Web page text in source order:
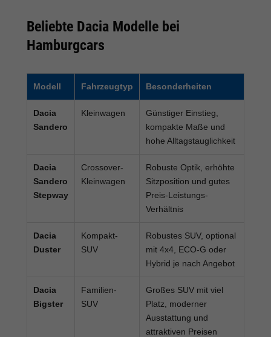
Beliebte Dacia Modelle bei
Hamburgcars
Modell Fahrzeugtyp Besonderheiten
Dacia
Sandero
Kleinwagen
Günstiger Einstieg,
kompakte Maße und
hohe Alltagstauglichkeit
Dacia
Sandero
Stepway
Crossover-
Kleinwagen
Robuste Optik, erhöhte
Sitzposition und gutes
Preis-Leistungs-
Verhältnis
Dacia
Duster
Kompakt-
SUV
Robustes SUV, optional
mit 4x4, ECO-G oder
Hybrid je nach Angebot
Dacia
Bigster
Familien-
SUV
Großes SUV mit viel
Platz, moderner
Ausstattung und
attraktiven Preisen